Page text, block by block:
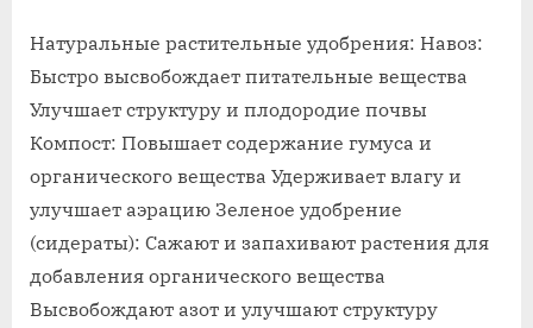
Натуральные растительные удобрения: Навоз:
Быстро высвобождает питательные вещества
Улучшает структуру и плодородие почвы
Компост: Повышает содержание гумуса и
органического вещества Удерживает влагу и
улучшает аэрацию Зеленое удобрение
(сидераты): Сажают и запахивают растения для
добавления органического вещества
Высвобождают азот и улучшают структуру